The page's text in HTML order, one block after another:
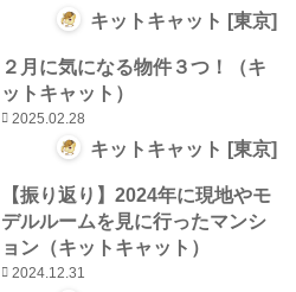
キットキャット [東京]
２月に気になる物件３つ！（キ
ットキャット）
2025.02.28
キットキャット [東京]
【振り返り】2024年に現地やモ
デルルームを見に行ったマンシ
ョン（キットキャット）
2024.12.31